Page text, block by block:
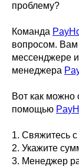
проблему?
Команда
вопросом. Вам
мессенджере
менеджера
Вот как можно
помощью
1. Свяжитесь
2. Укажите
3. Менеджер